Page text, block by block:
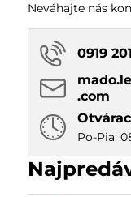
Neváhajte nás
0919
.com
Po-Pia: